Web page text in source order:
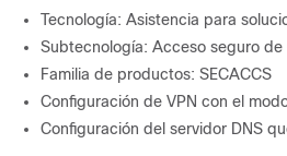
Tecnología: Asistencia para
Subtecnología: Acceso seguro de
Familia de productos: SECACCS
Configuración de VPN con el
Configuración del servidor DNS